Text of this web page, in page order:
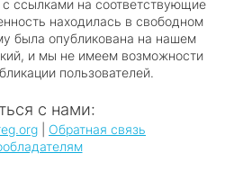
ссылками на соответствующие
находилась в свободном
была опубликована на нашем
и мы не имеем возможности
пользователей.
с нами:
Обратная связь